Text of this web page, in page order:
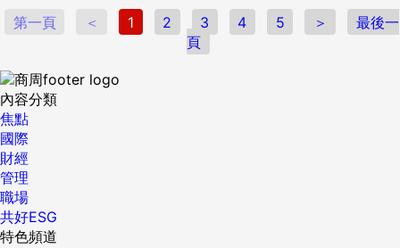
話給信徒，關心他們每天過得怎麼樣，甚至藉此網羅了一些新
信徒。 佈道師變學生，在臉書共組「科技佈道學習團」 特別
的是，因為這個機會，許多宗教領袖原本擔任傳道的給予角
色，現在搖身一變為孜孜不倦的科技學習者。根據《宗教新聞
網》報導，超過3000名、不同宗教的領導者加入臉書一個名叫
「神職人員對COVID-19之精神應對」（Clergy and Spiritual
Responses to COVID-19）的社團，在裡面，他們熱烈地討論
各種技術或是儀式相關的問題，像是「我應該買哪種方案的
Zoom？」，以及「大家要不要一起來為醫護人員禱告？」 除
此之外，雷耶斯趙則開設了課程，教導其他牧師怎麼用Zoom
來做線上禮拜。他表示，他希望說服他的神職人員同伴，線上
禮拜不是拙劣的模仿，而是與神相遇的另一種方法。 網路一直
第一頁 ＜ 1 2 3 4 5 ＞
最後一
頁
內容分類
焦點
國際
財經
管理
職場
共好ESG
特色頻道